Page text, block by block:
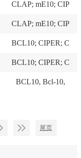
CLAP; mE10; CIP
CLAP; mE10; CIP
BCL10; CIPER; C
BCL10; CIPER; C
BCL10, Bcl-10,
尾页